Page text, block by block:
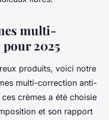
multi-
2025
produits, voici notre
multi-correction anti-
crèmes a été choisie
et son rapport